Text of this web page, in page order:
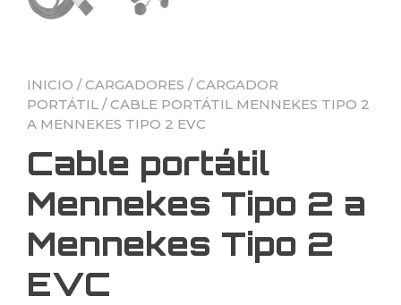
INICIO /CARGADORES /CARGADOR
PORTÁTIL / CABLE PORTÁTIL MENNEKES TIPO 2
A MENNEKES TIPO 2 EVC
Cable portátil
Mennekes Tipo 2 a
Mennekes Tipo 2
EVC